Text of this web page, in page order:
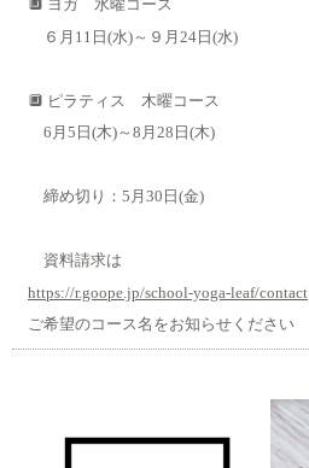
🔲 ヨガ 水曜コース
６月11日(水)～９月24日(水)
🔲 ピラティス 木曜コース
6月5日(木)～8月28日(木)
締め切り：5月30日(金)
資料請求は
https://r.goope.jp/school-yoga-leaf/contact
ご希望のコース名をお知らせください